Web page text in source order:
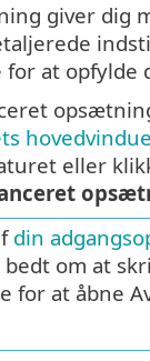
giver dig
at opfylde
eller
din
om at
for at åbne